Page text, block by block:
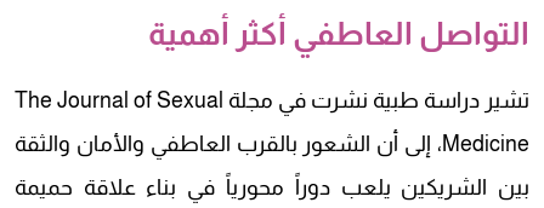
التواصل العاطفي أكثر أهمية
تشير دراسة طبية نشرت في مجلة The Journal of Sexual
Medicine، إلى أن الشعور بالقرب العاطفي والأمان والثقة
بين الشريكين يلعب دوراً محورياً في بناء علاقة حميمة